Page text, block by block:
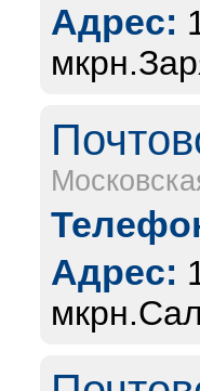
Адрес:
Адрес: